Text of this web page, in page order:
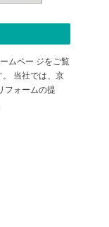
ムペー ジをご覧
当社では、京
フォームの提